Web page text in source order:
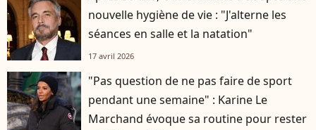
nouvelle hygiène de vie : "J'alterne les
séances en salle et la natation"
17 avril 2026
"Pas question de ne pas faire de sport
pendant une semaine" : Karine Le
Marchand évoque sa routine pour rester